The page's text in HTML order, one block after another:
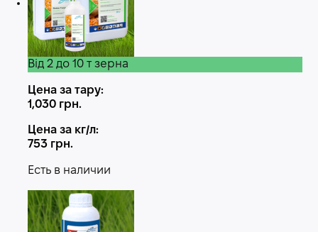
Від 2 до 10 т зерна
Цена за тару:
1,030 грн.
Цена за кг/л:
753 грн.
Есть в наличии